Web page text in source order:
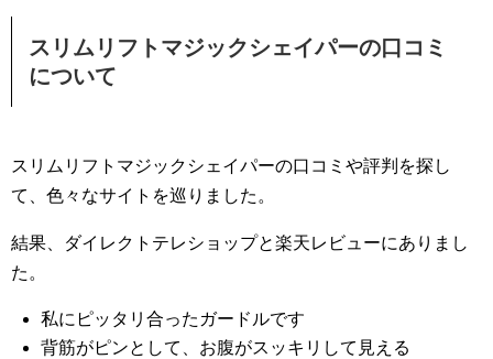
スリムリフトマジックシェイパーの口コミ
について
スリムリフトマジックシェイパーの口コミや評判を探し
て、色々なサイトを巡りました。
結果、ダイレクトテレショップと楽天レビューにありまし
た。
私にピッタリ合ったガードルです
背筋がピンとして、お腹がスッキリして見える